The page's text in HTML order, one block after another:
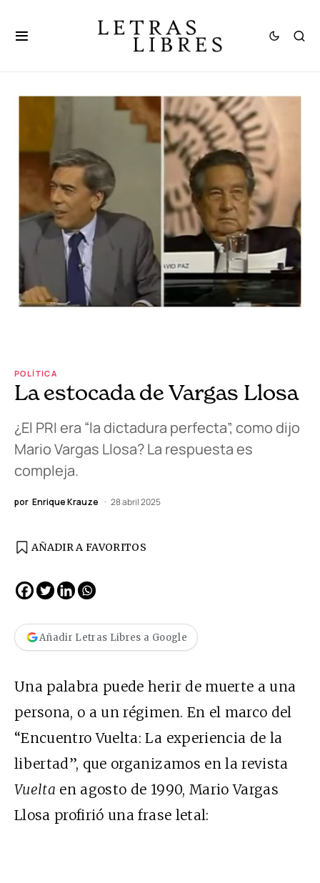
POLÍTICA
La estocada de Vargas Llosa
¿El PRI era “la dictadura perfecta”, como dijo
Mario Vargas Llosa? La respuesta es
compleja.
por Enrique Krauze 28 abril 2025
AÑADIR A FAVORITOS
Añadir Letras Libres a Google
Una palabra puede herir de muerte a una
persona, o a un régimen. En el marco del
“Encuentro Vuelta: La experiencia de la
libertad”, que organizamos en la revista
Vuelta en agosto de 1990, Mario Vargas
Llosa profirió una frase letal: